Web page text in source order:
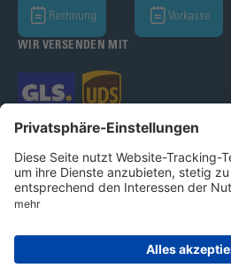
Rechnung Vorkasse
WIR VERSENDEN MIT
Bohle AG 2026